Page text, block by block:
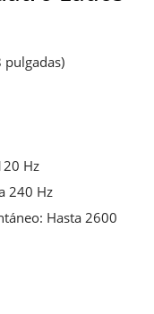
pulgadas)
Hz
240 Hz
Hasta 2600